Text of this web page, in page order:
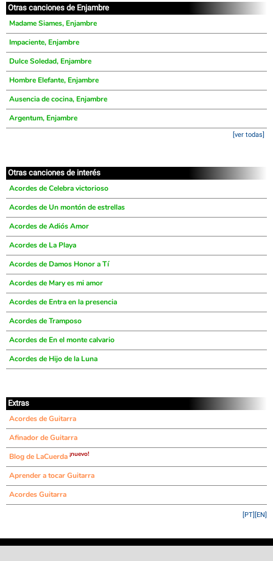
Otras canciones de Enjambre
Madame Siames, Enjambre
Impaciente, Enjambre
Dulce Soledad, Enjambre
Hombre Elefante, Enjambre
Ausencia de cocina, Enjambre
Argentum, Enjambre
[ver todas]
Otras canciones de interés
Acordes de Celebra victorioso
Acordes de Un montón de estrellas
Acordes de Adiós Amor
Acordes de La Playa
Acordes de Damos Honor a Tí
Acordes de Mary es mi amor
Acordes de Entra en la presencia
Acordes de Tramposo
Acordes de En el monte calvario
Acordes de Hijo de la Luna
Extras
Acordes de Guitarra
Afinador de Guitarra
Blog de LaCuerda ¡nuevo!
Aprender a tocar Guitarra
Acordes Guitarra
[EN]
[PT]